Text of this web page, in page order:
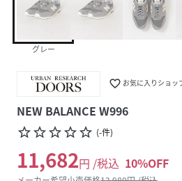
グレー
favorite_border お気に入りショッ
NEW BALANCE W996
star_borderstar_borderstar_borderstar_borderstar_border (-件)
11,682円 /税込 10%OFF